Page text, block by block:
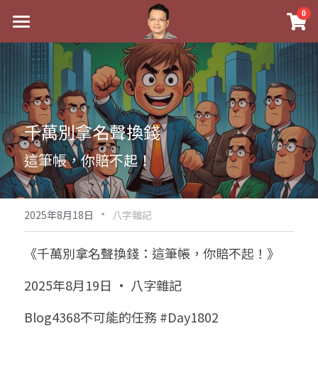
0
最新消息
關於我
實體經營
祖傳命理
手工印鑑
課程介紹
五行八字學
後天派陽宅
Blog
黃金會員專區
八字雜記
心靈成長
人氣最高
試閱專區
Podcast聽書
團隊訓練營
八字視頻
線上學苑
八字初階班1
八字初階班2
命理商城
八字完整班
我的著作
千萬別拿名聲換錢
這筆帳，你賠不起！
2025年8月18日 · 八字雜記
《千萬別拿名聲換錢：這筆帳，你賠不起！》
2025年8月19日 · 八字雜記
Blog4368不可能的任務 #Day1802
×
商品分類
八字線上完整班
科學八字推理PDF
《十神高階實戰錄》完整典藏版
1美元超值PDF